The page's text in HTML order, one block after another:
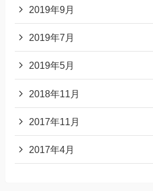
2019年9月
2019年7月
2019年5月
2018年11月
2017年11月
2017年4月